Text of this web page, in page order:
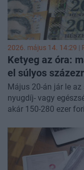
2026. május 14. 14:29 |
Ketyeg az óra:
el súlyos
Május 20-án jár le
nyugdíj- vagy
akár 150-280 ezer
szükséges
visszatérítést
több volt a
58 milliárdtól még